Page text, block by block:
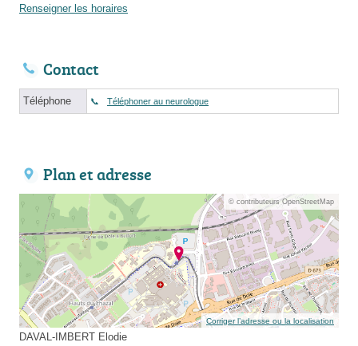
Renseigner les horaires
Contact
Téléphone Téléphoner au neurologue
Plan et adresse
© contributeurs OpenStreetMap
Corriger l’adresse ou la localisation
DAVAL-IMBERT Elodie